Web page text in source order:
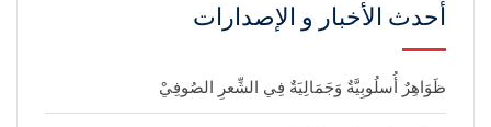
أحدث الأخبار و الإصدارات
ظَوَاهِرٌ أُسلُوبِيَّةٌ وَجَمَالِيَةٌ فِي الشِّعرِ الصُوفِيْ